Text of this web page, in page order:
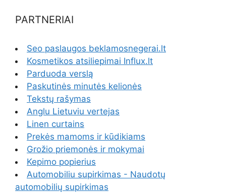
PARTNERIAI
Seo paslaugos beklamosnegerai.lt
Kosmetikos atsiliepimai Influx.lt
Parduoda verslą
Paskutinės minutės kelionės
Tekstų rašymas
Anglu Lietuviu vertejas
Linen curtains
Prekės mamoms ir kūdikiams
Grožio priemonės ir mokymai
Kepimo popierius
Automobiliu supirkimas - Naudotų
automobilių supirkimas